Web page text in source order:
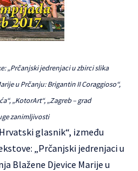
„Prčanjski jedrenjaci u zbirci slika
u Prčanju: Brigantin II Coraggioso“,
„KotorArt“, „Zagreb – grad
zanimljivosti
glasnik“, između
„Prčanjski jedrenjaci u
Blažene Djevice Marije u